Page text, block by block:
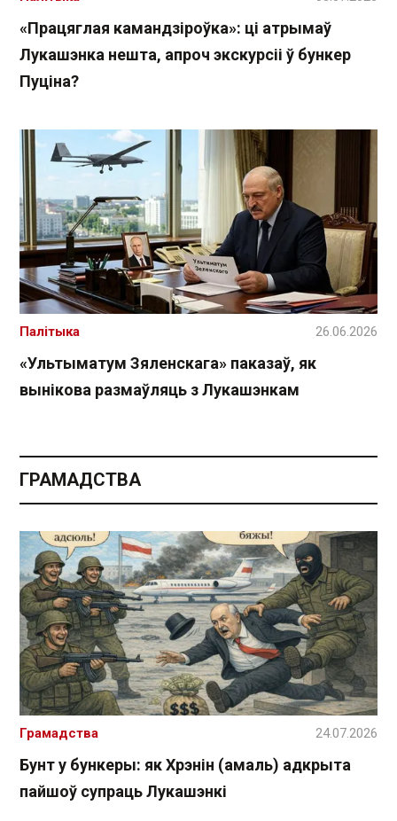
«Працяглая камандзіроўка»: ці атрымаў
Лукашэнка нешта, апроч экскурсіі ў бункер
Пуціна?
«Ультыматум Зяленскага» паказаў, як
вынікова размаўляць з Лукашэнкам
Палітыка 26.06.2026
ГРАМАДСТВА
Бунт у бункеры: як Хрэнін (амаль) адкрыта
пайшоў супраць Лукашэнкі
Грамадства 24.07.2026